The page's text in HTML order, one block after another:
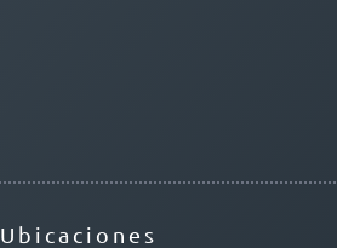
Ubicaciones